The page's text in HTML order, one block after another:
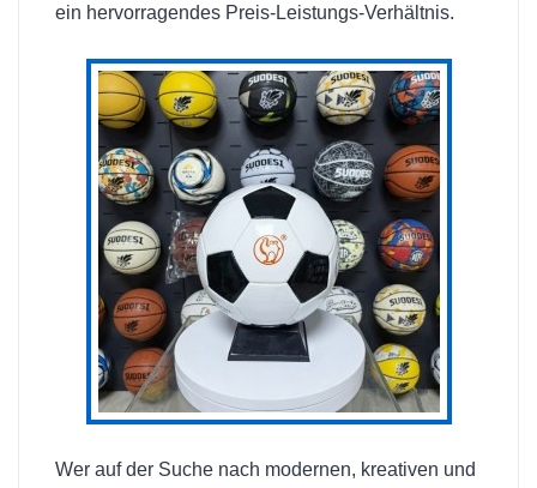
ein hervorragendes Preis-Leistungs-Verhältnis.
Wer auf der Suche nach modernen, kreativen und